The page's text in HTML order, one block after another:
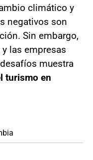
climático y
negativos son
Sin embargo,
las empresas
muestra
turismo en